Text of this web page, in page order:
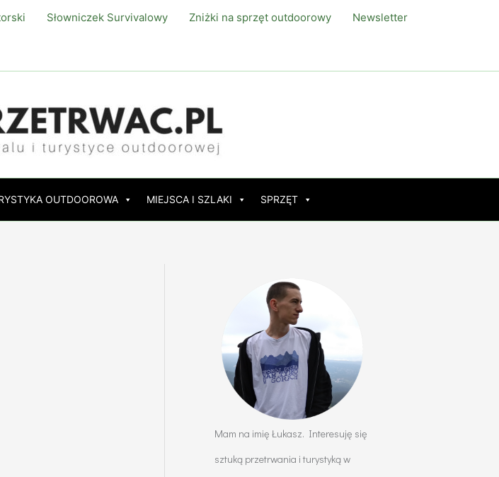
Słowniczek Survivalowy Zniżki na sprzęt outdoorowy Newsletter
OUTDOOROWA MIEJSCA I SZLAKI SPRZĘT
Mam na imię Łukasz. Interesuję się
sztuką przetrwania i turystyką w